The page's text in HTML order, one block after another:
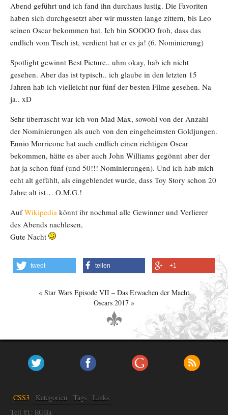
Abend geführt und ich fand ihn durchaus lustig. Die Favoriten
haben sich durchgesetzt aber wir mussten lange zittern, bis Leo
seinen Oscar bekommen hat. Ich bin SOOOO froh, dass das
endlich vom Tisch ist, verdient hat er es ja! (6. Nominierung)
Spotlight gewinnt Best Picture.. uhm okay, hab ich nicht
gesehen. Aber das ist typisch.. ich glaube in den letzten 15
Jahren hab ich vielleicht nur fünf der besten Filme gesehen. Na
ja.. xD
Sehr überrascht war ich von Mad Max, sowohl von der Anzahl
der Nominierungen als auch von den eingeheimsten Goldjungen.
Ennio Morricone hat auch endlich einen richtigen Oscar
bekommen, hätte es aber auch John Williams gegönnt aber der
hat ja schon fünf (und 50!!! Nominierungen). Und ich hab mich
echt alt gefühlt, als eingeblendet wurde, dass Toy Story schon 20
Jahre alt ist… O.M.G.!
AufWikipedia könnt ihr nochmal alle Gewinner und Verlierer
des Abends nachlesen,
Gute Nacht
tweet teilen +1
Star Wars Episode VII – Das Erwachen der Macht
Oscars 2017
CSS3 Kategorien Tags
Links
Teil #1: RGBa